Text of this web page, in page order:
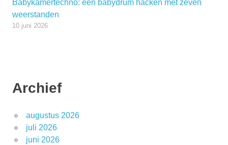
Babykamertechno: een babydrum hacken met zeven
weerstanden
10 juni 2026
Archief
augustus 2026
juli 2026
juni 2026